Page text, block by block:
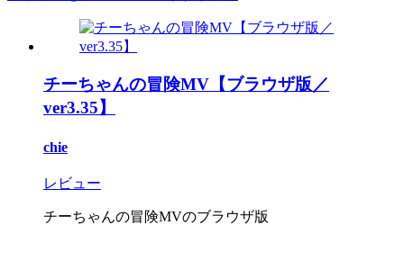
チーちゃんの冒険MV【ブラウザ版／
ver3.35】
chie
レビュー
チーちゃんの冒険MVのブラウザ版